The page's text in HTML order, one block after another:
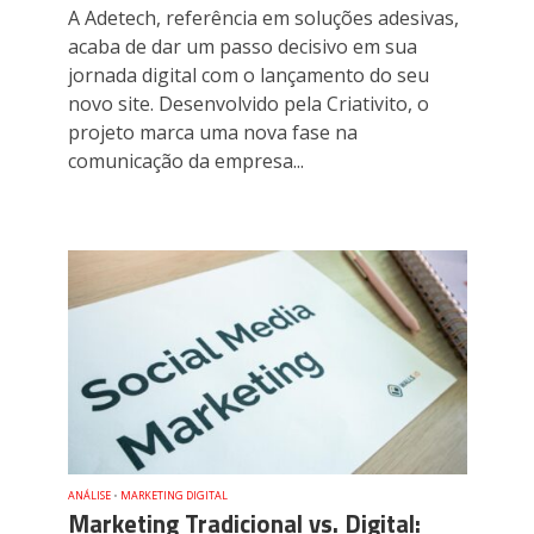
A Adetech, referência em soluções adesivas,
acaba de dar um passo decisivo em sua
jornada digital com o lançamento do seu
novo site. Desenvolvido pela Criativito, o
projeto marca uma nova fase na
comunicação da empresa...
ANÁLISE • MARKETING DIGITAL
Marketing Tradicional vs. Digital: